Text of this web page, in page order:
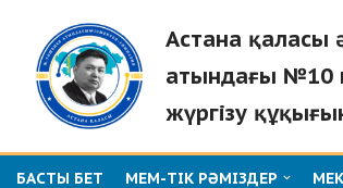
Skip
content
Астана қаласы
атындағы №10
жүргізу
БАСТЫ БЕТ МЕМ-ТІК РӘМІЗДЕР